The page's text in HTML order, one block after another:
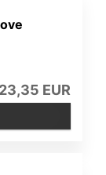
23,35 EUR